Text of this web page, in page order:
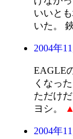
いいと
いた。
2004年
EAGLE
くなっ
ただけ
ヨシ。
▲
2004年